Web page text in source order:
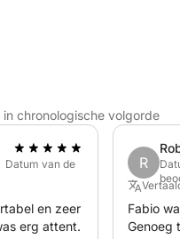
chronologische volgorde
Datum van de
en zeer
erg attent.
R
Fabio
Genoeg